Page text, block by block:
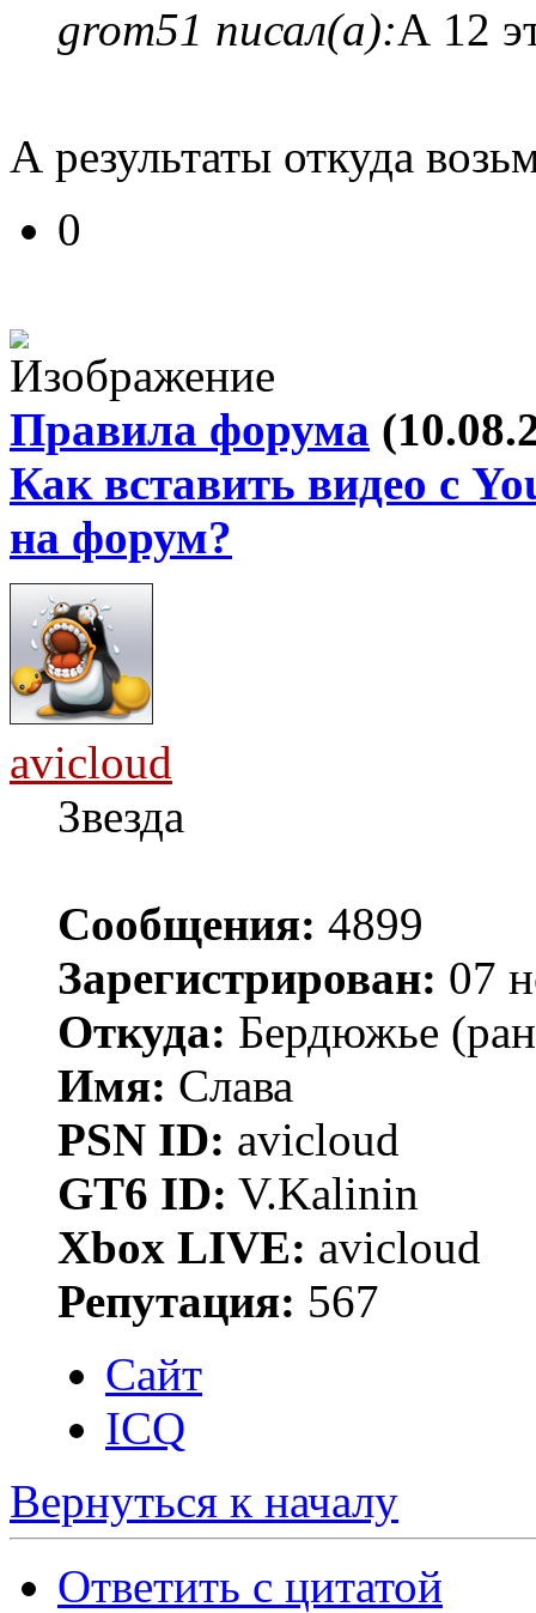
grom51 писал(а):А 12
А результаты откуда
0
Правила форума
Как вставить видео с
на форум?
avicloud
Звезда
Сообщения: 4899
Зарегистрирован: 07
Откуда: Бердюжье
Имя: Слава
PSN ID: avicloud
GT6 ID: V.Kalinin
Xbox LIVE: avicloud
Репутация: 567
Сайт
ICQ
Вернуться к началу
Ответить с цитатой